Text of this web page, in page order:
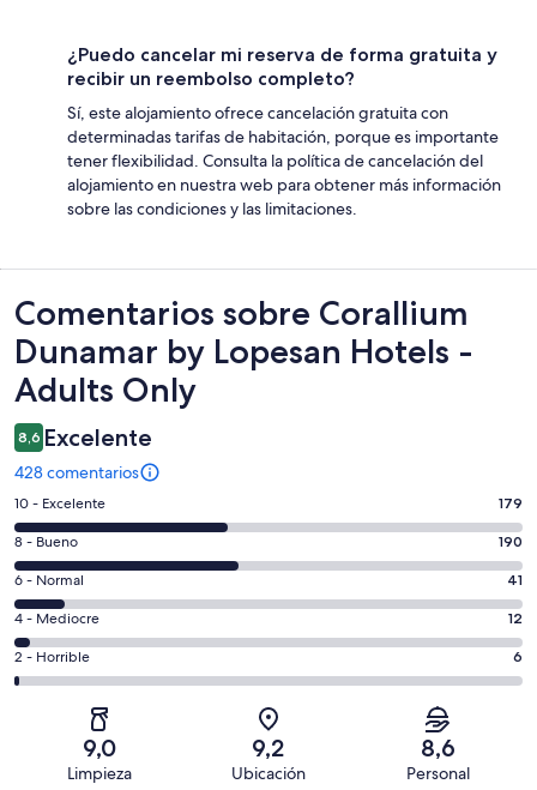
¿Puedo cancelar mi reserva de forma gratuita y
recibir un reembolso completo?
Sí, este alojamiento ofrece cancelación gratuita con
determinadas tarifas de habitación, porque es importante
tener flexibilidad. Consulta la política de cancelación del
alojamiento en nuestra web para obtener más información
sobre las condiciones y las limitaciones.
Comentarios
Comentarios sobre Corallium
Dunamar by Lopesan Hotels -
Adults Only
8,6 Excelente
428 comentarios
179
comentarios
de
un
total
de
428
con
puntuación
10 - Excelente 179
190
comentarios
de
un
total
de
428
puntuación
8 - Bueno 190
41
comentarios
de
un
total
6 - Normal 41
12
comentarios
de
4 - Mediocre 12
6
comentarios
2 - Horrible 6
9,0
Limpieza
9,2
Ubicación
8,6
Personal